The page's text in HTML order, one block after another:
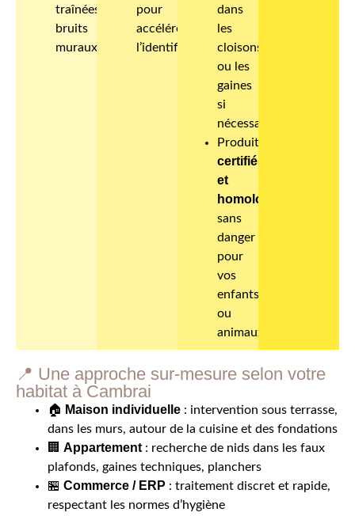
traînées,
bruits
muraux…
pour
accélérer
l’identification.
dans
les
cloisons
ou les
gaines
si
nécessaire
Produits
certifiés
et
homologués
sans
danger
pour
vos
enfants
ou
animaux
📍 Une approche sur-mesure selon votre
habitat à Cambrai
🏠 Maison individuelle : intervention sous terrasse,
dans les murs, autour de la cuisine et des fondations
🏢 Appartement: recherche de nids dans les faux
plafonds, gaines techniques, planchers
🏪 Commerce / ERP : traitement discret et rapide,
respectant les normes d’hygiène